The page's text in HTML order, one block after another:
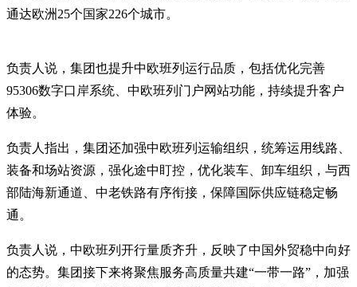
通达欧洲25个国家226个城市。
负责人说，集团也提升中欧班列运行品质，包括优化完善
95306数字口岸系统、中欧班列门户网站功能，持续提升客户
体验。
负责人指出，集团还加强中欧班列运输组织，统筹运用线路、
装备和场站资源，强化途中盯控，优化装车、卸车组织，与西
部陆海新通道、中老铁路有序衔接，保障国际供应链稳定畅
通。
负责人说，中欧班列开行量质齐升，反映了中国外贸稳中向好
的态势。集团接下来将聚焦服务高质量共建“一带一路”，加强